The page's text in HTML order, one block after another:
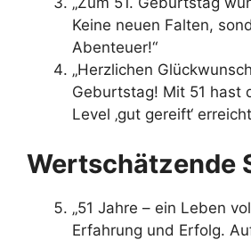
Keine neuen Falten,
Abenteuer!“
„Herzlichen
Geburtstag! Mit 51 hast
Level ‚gut gereift‘
Wertschätzende
„51 Jahre – ein Leben
Erfahrung und Erfolg.